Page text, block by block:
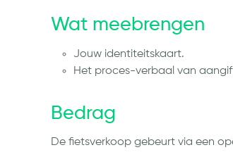
Wat meebrengen
Jouw identiteitskaart.
Het proces-verbaal van
Bedrag
De fietsverkoop gebeurt via een